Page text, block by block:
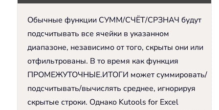
Обычные функции СУММ/СЧЁТ/СРЗНАЧ будут
подсчитывать все ячейки в указанном
диапазоне, независимо от того, скрыты они или
отфильтрованы. В то время как функция
ПРОМЕЖУТОЧНЫЕ.ИТОГИ может суммировать/
подсчитывать/вычислять среднее, игнорируя
скрытые строки. Однако Kutools for Excel